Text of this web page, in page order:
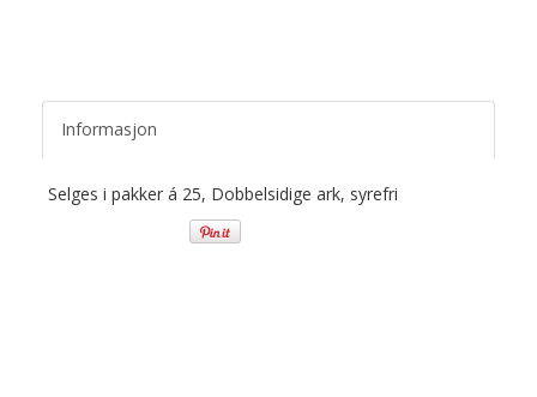
Informasjon
Selges i pakker á 25, Dobbelsidige ark, syrefri